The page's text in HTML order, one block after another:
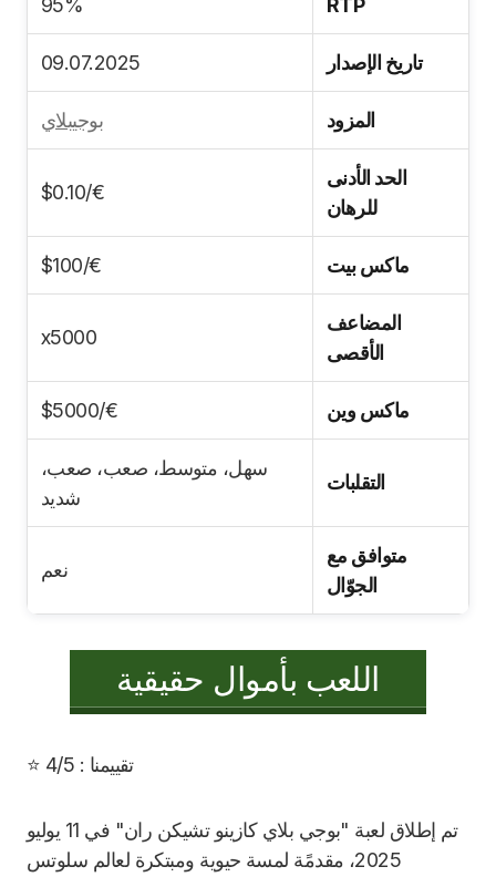
RTP
95%
تاريخ الإصدار 09.07.2025
المزود بوجيبلاي
الحد الأدنى
للرهان
€/$0.10
ماكس بيت €/$100
المضاعف
الأقصى
x5000
ماكس وين €/$5000
التقلبات
سهل، متوسط، صعب، صعب،
شديد
متوافق مع
الجوّال
نعم
اللعب بأموال حقيقية
تقييمنا : 4/5 ⭐
تم إطلاق لعبة "بوجي بلاي كازينو تشيكن ران" في 11 يوليو
2025، مقدمًة لمسة حيوية ومبتكرة لعالم سلوتس